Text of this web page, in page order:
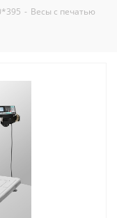
- Весы с печатью